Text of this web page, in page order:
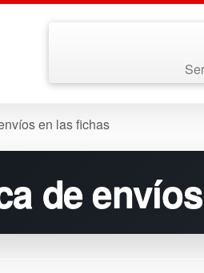
en las fichas
de